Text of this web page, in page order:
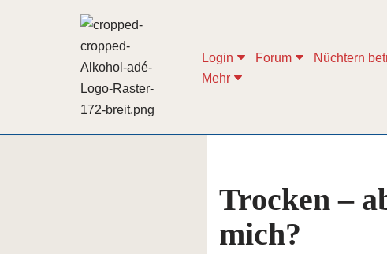
Login Forum Nüchtern
Mehr
Trocken –
mich?